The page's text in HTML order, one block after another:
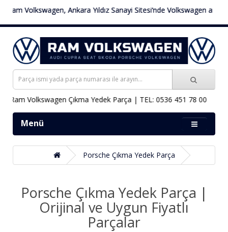
Volkswagen, Ankara Yıldız Sanayi Sitesi’nde Volkswagen araçlara
Volkswagen Çıkma Yedek Parça | TEL: 0536 451 78 00
Menü
Porsche Çıkma Yedek Parça
Porsche Çıkma Yedek Parça |
Orijinal ve Uygun Fiyatlı
Parçalar